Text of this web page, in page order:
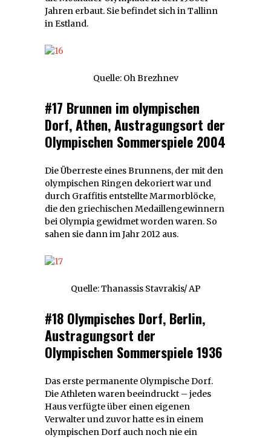
Jahren erbaut. Sie befindet sich in Tallinn
in Estland.
Quelle: Oh Brezhnev
#17 Brunnen im olympischen
Dorf, Athen, Austragungsort der
Olympischen Sommerspiele 2004
Die Überreste eines Brunnens, der mit den
olympischen Ringen dekoriert war und
durch Graffitis entstellte Marmorblöcke,
die den griechischen Medaillengewinnern
bei Olympia gewidmet worden waren. So
sahen sie dann im Jahr 2012 aus.
Quelle: Thanassis Stavrakis/ AP
#18 Olympisches Dorf, Berlin,
Austragungsort der
Olympischen Sommerspiele 1936
Das erste permanente Olympische Dorf.
Die Athleten waren beeindruckt – jedes
Haus verfügte über einen eigenen
Verwalter und zuvor hatte es in einem
olympischen Dorf auch noch nie ein